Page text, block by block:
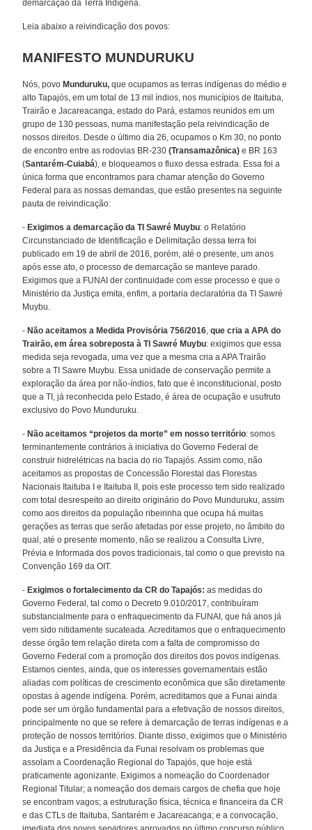
demarcação da Terra Indígena.
Leia abaixo a reivindicação dos povos:
MANIFESTO MUNDURUKU
Nós, povo Munduruku, que ocupamos as terras indígenas do médio e
alto Tapajós, em um total de 13 mil índios, nos municípios de Itaituba,
Trairão e Jacareacanga, estado do Pará, estamos reunidos em um
grupo de 130 pessoas, numa manifestação pela reivindicação de
nossos direitos. Desde o último dia 26, ocupamos o Km 30, no ponto
de encontro entre as rodovias BR-230(Transamazônica) e BR 163
(Santarém-Cuiabá), e bloqueamos o fluxo dessa estrada. Essa foi a
única forma que encontramos para chamar atenção do Governo
Federal para as nossas demandas, que estão presentes na seguinte
pauta de reivindicação:
- Exigimos a demarcação da TI Sawré Muybu: o Relatório
Circunstanciado de Identificação e Delimitação dessa terra foi
publicado em 19 de abril de 2016, porém, até o presente, um anos
após esse ato, o processo de demarcação se manteve parado.
Exigimos que a FUNAI der continuidade com esse processo e que o
Ministério da Justiça emita, enfim, a portaria declaratória da TI Sawré
Muybu.
- Não aceitamos a Medida Provisória 756/2016,que cria a APA do
Trairão, em área sobreposta à TI Sawré Muybu: exigimos que essa
medida seja revogada, uma vez que a mesma cria a APA Trairão
sobre a TI Sawre Muybu. Essa unidade de conservação permite a
exploração da área por não-índios, fato que é inconstitucional, posto
que a TI, já reconhecida pelo Estado, é área de ocupação e usufruto
exclusivo do Povo Munduruku.
- Não aceitamos “projetos da morte” em nosso território: somos
terminantemente contrários à iniciativa do Governo Federal de
construir hidrelétricas na bacia do rio Tapajós. Assim como, não
aceitamos as propostas de Concessão Florestal das Florestas
Nacionais Itaituba I e Itaituba II, pois este processo tem sido realizado
com total desrespeito ao direito originário do Povo Munduruku, assim
como aos direitos da população ribeirinha que ocupa há muitas
gerações as terras que serão afetadas por esse projeto, no âmbito do
qual, até o presente momento, não se realizou a Consulta Livre,
Prévia e Informada dos povos tradicionais, tal como o que previsto na
Convenção 169 da OIT.
- Exigimos o fortalecimento da CR do Tapajós: as medidas do
Governo Federal, tal como o Decreto 9.010/2017, contribuíram
substancialmente para o enfraquecimento da FUNAI, que há anos já
vem sido nitidamente sucateada. Acreditamos que o enfraquecimento
desse órgão tem relação direta com a falta de compromisso do
Governo Federal com a promoção dos direitos dos povos indígenas.
Estamos cientes, ainda, que os interesses governamentais estão
aliadas com políticas de crescimento econômica que são diretamente
opostas à agende indígena. Porém, acreditamos que a Funai ainda
pode ser um órgão fundamental para a efetivação de nossos direitos,
principalmente no que se refere à demarcação de terras indígenas e a
proteção de nossos territórios. Diante disso, exigimos que o Ministério
da Justiça e a Presidência da Funai resolvam os problemas que
assolam a Coordenação Regional do Tapajós, que hoje está
praticamente agonizante. Exigimos a nomeação do Coordenador
Regional Titular; a nomeação dos demais cargos de chefia que hoje
se encontram vagos; a estruturação física, técnica e financeira da CR
e das CTLs de Itaituba, Santarém e Jacareacanga; e a convocação,